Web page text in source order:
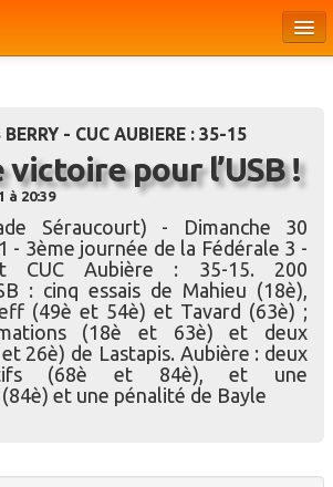
- CUC AUBIERE : 35-15
victoire pour l’USB !
à 20:39
Séraucourt) - Dimanche 30
- 3ème journée de la Fédérale 3 -
CUC Aubière : 35-15. 200
: cinq essais de Mahieu (18è),
(49è et 54è) et Tavard (63è) ;
(18è et 63è) et deux
26è) de Lastapis. Aubière : deux
(68è et 84è), et une
et une pénalité de Bayle